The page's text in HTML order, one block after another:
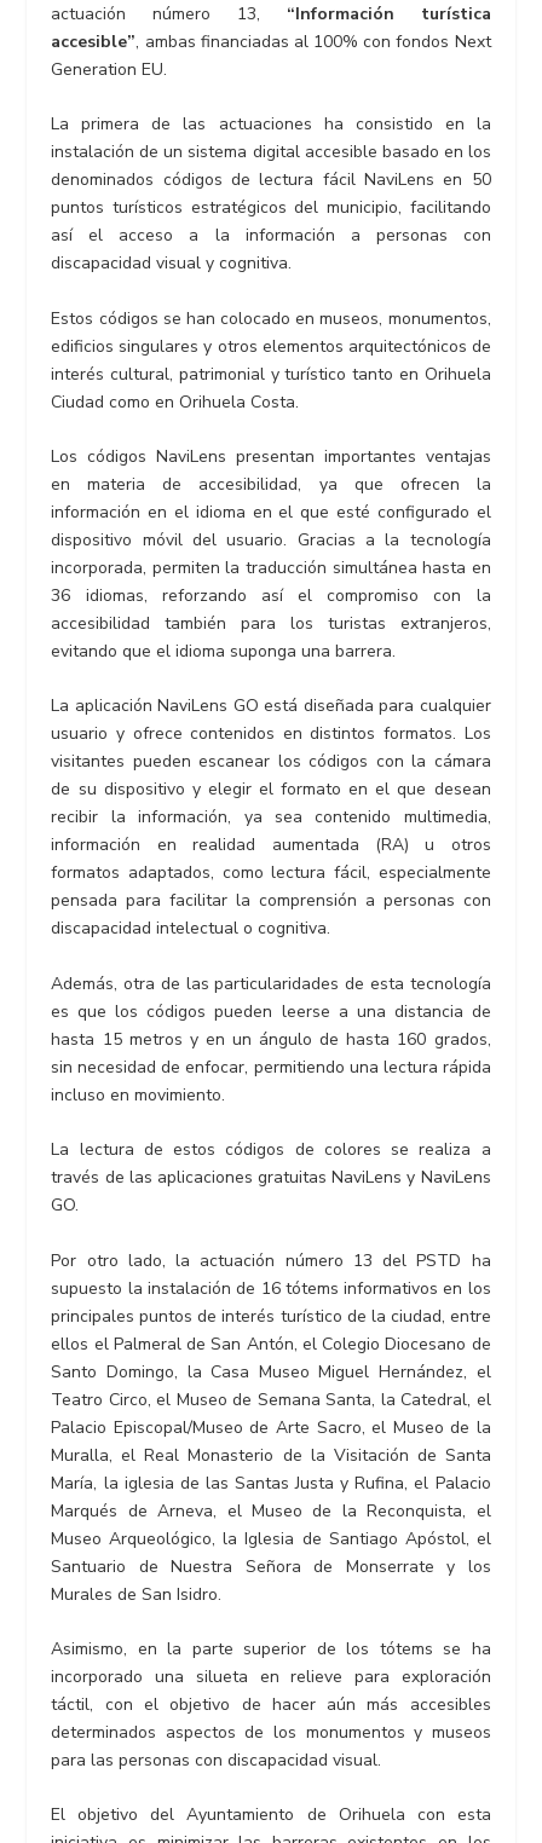
actuación número 13, “Información turística
accesible”, ambas financiadas al 100% con fondos Next
Generation EU.
La primera de las actuaciones ha consistido en la
instalación de un sistema digital accesible basado en los
denominados códigos de lectura fácil NaviLens en 50
puntos turísticos estratégicos del municipio, facilitando
así el acceso a la información a personas con
discapacidad visual y cognitiva.
Estos códigos se han colocado en museos, monumentos,
edificios singulares y otros elementos arquitectónicos de
interés cultural, patrimonial y turístico tanto en Orihuela
Ciudad como en Orihuela Costa.
Los códigos NaviLens presentan importantes ventajas
en materia de accesibilidad, ya que ofrecen la
información en el idioma en el que esté configurado el
dispositivo móvil del usuario. Gracias a la tecnología
incorporada, permiten la traducción simultánea hasta en
36 idiomas, reforzando así el compromiso con la
accesibilidad también para los turistas extranjeros,
evitando que el idioma suponga una barrera.
La aplicación NaviLens GO está diseñada para cualquier
usuario y ofrece contenidos en distintos formatos. Los
visitantes pueden escanear los códigos con la cámara
de su dispositivo y elegir el formato en el que desean
recibir la información, ya sea contenido multimedia,
información en realidad aumentada (RA) u otros
formatos adaptados, como lectura fácil, especialmente
pensada para facilitar la comprensión a personas con
discapacidad intelectual o cognitiva.
Además, otra de las particularidades de esta tecnología
es que los códigos pueden leerse a una distancia de
hasta 15 metros y en un ángulo de hasta 160 grados,
sin necesidad de enfocar, permitiendo una lectura rápida
incluso en movimiento.
La lectura de estos códigos de colores se realiza a
través de las aplicaciones gratuitas NaviLens y NaviLens
GO.
Por otro lado, la actuación número 13 del PSTD ha
supuesto la instalación de 16 tótems informativos en los
principales puntos de interés turístico de la ciudad, entre
ellos el Palmeral de San Antón, el Colegio Diocesano de
Santo Domingo, la Casa Museo Miguel Hernández, el
Teatro Circo, el Museo de Semana Santa, la Catedral, el
Palacio Episcopal/Museo de Arte Sacro, el Museo de la
Muralla, el Real Monasterio de la Visitación de Santa
María, la iglesia de las Santas Justa y Rufina, el Palacio
Marqués de Arneva, el Museo de la Reconquista, el
Museo Arqueológico, la Iglesia de Santiago Apóstol, el
Santuario de Nuestra Señora de Monserrate y los
Murales de San Isidro.
Asimismo, en la parte superior de los tótems se ha
incorporado una silueta en relieve para exploración
táctil, con el objetivo de hacer aún más accesibles
determinados aspectos de los monumentos y museos
para las personas con discapacidad visual.
El objetivo del Ayuntamiento de Orihuela con esta